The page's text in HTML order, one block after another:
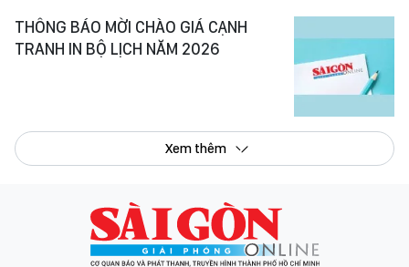
THÔNG BÁO MỜI CHÀO GIÁ CẠNH
TRANH IN BỘ LỊCH NĂM 2026
Xem thêm